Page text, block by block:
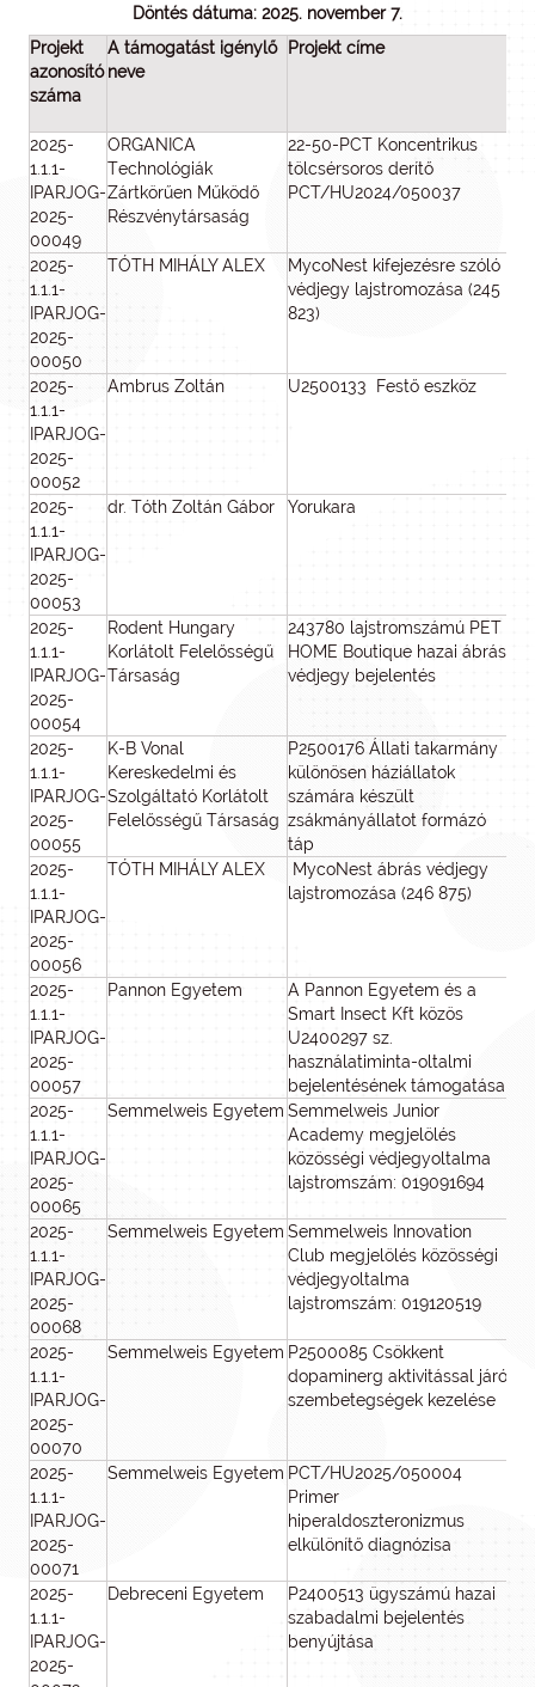
Döntés dátuma: 2025. november 7.
Projekt
azonosító
száma
A támogatást igénylő
neve
Projekt címe
2025-
1.1.1-
IPARJOG-
2025-
00049
ORGANICA
Technológiák
Zártkörűen Működő
Részvénytársaság
22-50-PCT Koncentrikus
tölcsérsoros derítő
PCT/HU2024/050037
2025-
1.1.1-
IPARJOG-
2025-
00050
TÓTH MIHÁLY ALEX
MycoNest kifejezésre szóló
védjegy lajstromozása (245
823)
2025-
1.1.1-
IPARJOG-
2025-
00052
Ambrus Zoltán U2500133 Festő eszköz
2025-
1.1.1-
IPARJOG-
2025-
00053
dr. Tóth Zoltán Gábor Yorukara
2025-
1.1.1-
IPARJOG-
2025-
00054
Rodent Hungary
Korlátolt Felelősségű
Társaság
243780 lajstromszámú PET
HOME Boutique hazai ábrás
védjegy bejelentés
2025-
1.1.1-
IPARJOG-
2025-
00055
K-B Vonal
Kereskedelmi és
Szolgáltató Korlátolt
Felelősségű Társaság
P2500176 Állati takarmány
különösen háziállatok
számára készült
zsákmányállatot formázó
táp
2025-
1.1.1-
IPARJOG-
2025-
00056
TÓTH MIHÁLY ALEX
MycoNest ábrás védjegy
lajstromozása (246 875)
2025-
1.1.1-
IPARJOG-
2025-
00057
Pannon Egyetem
A Pannon Egyetem és a
Smart Insect Kft közös
U2400297 sz.
használatiminta-oltalmi
bejelentésének támogatása
2025-
1.1.1-
IPARJOG-
2025-
00065
Semmelweis Egyetem Semmelweis Junior
Academy megjelölés
közösségi védjegyoltalma
lajstromszám: 019091694
2025-
1.1.1-
IPARJOG-
2025-
00068
Semmelweis Egyetem Semmelweis Innovation
Club megjelölés közösségi
védjegyoltalma
lajstromszám: 019120519
2025-
1.1.1-
IPARJOG-
2025-
00070
Semmelweis Egyetem P2500085 Csökkent
dopaminerg aktivitással járó
szembetegségek kezelése
2025-
1.1.1-
IPARJOG-
2025-
00071
Semmelweis Egyetem PCT/HU2025/050004
Primer
hiperaldoszteronizmus
elkülönítő diagnózisa
2025-
1.1.1-
IPARJOG-
2025-
Debreceni Egyetem
P2400513 ügyszámú hazai
szabadalmi bejelentés
benyújtása